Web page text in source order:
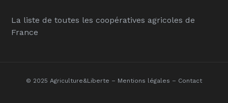
La liste de toutes les coopératives agricoles de
France
© 2025 Agriculture&Liberte – Mentions légales – Contact